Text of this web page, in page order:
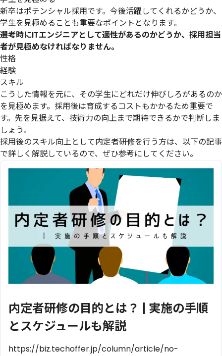
新卒はポテンシャル採用です。今後活躍してくれるかどうか、
学生を見極めることも重要なポイントとなります。
選考時にITエンジニアとして適性があるのかどうか、採用担当
者が見極めなければなりません。
性格
経験
スキル
こうした情報を元に、その学生にどれだけ伸びしろがあるのか
を見極めます。採用後は育成するコストもかかるため重要で
す。先を見据えて、技術力の向上まで期待できるかで判断しま
しょう。
採用後のスキル向上として内定者研修を行う方は、以下の記事
で詳しく解説しているので、ぜひ参考にしてください。
内定者研修の目的とは？ | 実施の手順
とスケジュールも解説
https://biz.techoffer.jp/column/article/no-